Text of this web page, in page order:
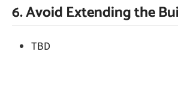
6. Avoid Extending the
TBD